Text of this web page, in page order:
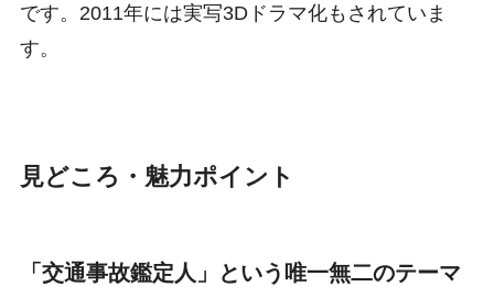
です。2011年には実写3Dドラマ化もされていま
す。
見どころ・魅力ポイント
「交通事故鑑定人」という唯一無二のテーマ